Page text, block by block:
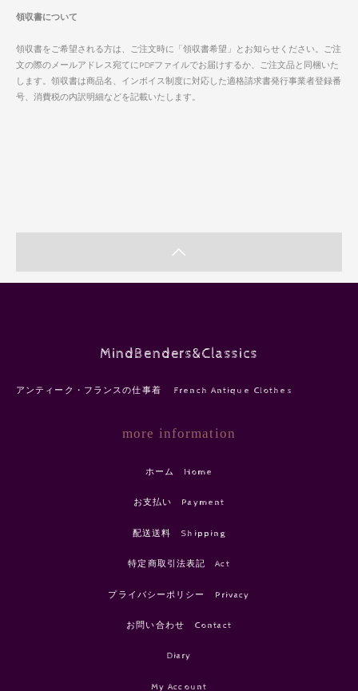
領収書について
領収書をご希望される方は、ご注文時に「領収書希望」とお知らせください。ご注
文の際のメールアドレス宛てにPDFファイルでお届けするか、ご注文品と同梱いた
します。領収書は商品名、インボイス制度に対応した適格請求書発行事業者登録番
号、消費税の内訳明細などを記載いたします。
MindBenders&Classics
アンティーク・フランスの仕事着 French Antique Clothes
more information
ホーム Home
お支払い Payment
配送送料 Shipping
特定商取引法表記 Act
プライバシーポリシー Privacy
お問い合わせ Contact
Diary
My Account